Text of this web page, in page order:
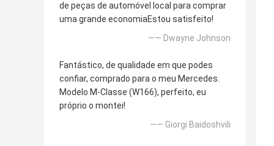
de peças de automóvel local para comprar
uma grande economiaEstou satisfeito!
—— Dwayne Johnson
Fantástico, de qualidade em que podes
confiar, comprado para o meu Mercedes.
Modelo M-Classe (W166), perfeito, eu
próprio o montei!
—— Giorgi Baidoshvili